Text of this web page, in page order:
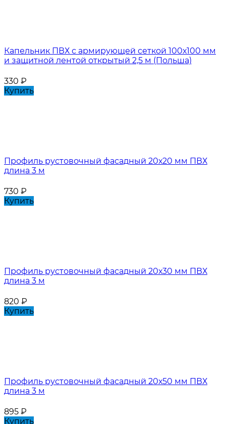
Капельник ПВХ с армирующей сеткой 100х100 мм
и защитной лентой открытый 2,5 м (Польша)
330 ₽
Купить
Профиль рустовочный фасадный 20х20 мм ПВХ
длина 3 м
730 ₽
Купить
Профиль рустовочный фасадный 20х30 мм ПВХ
длина 3 м
820 ₽
Купить
Профиль рустовочный фасадный 20х50 мм ПВХ
длина 3 м
895 ₽
Купить